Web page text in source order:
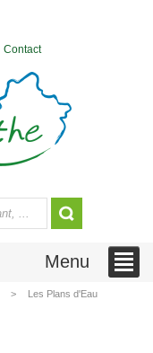
Contact
Menu
Les Plans d'Eau